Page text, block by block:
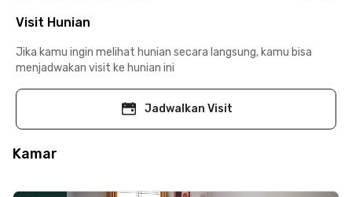
Visit Hunian
Jika kamu ingin melihat hunian secara langsung, kamu bisa
menjadwakan visit ke hunian ini
Jadwalkan Visit
Kamar